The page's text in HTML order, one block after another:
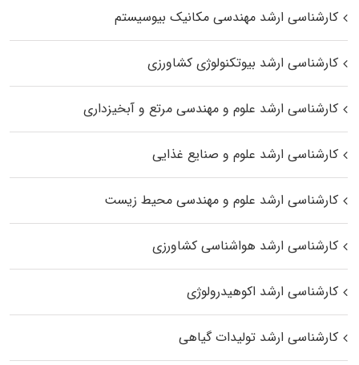
کارشناسی ارشد مهندسی مکانیک بیوسیستم
کارشناسی ارشد بیوتکنولوژی کشاورزی
کارشناسی ارشد علوم و مهندسی مرتع و آبخیزداری
کارشناسی ارشد علوم و صنایع غذایی
کارشناسی ارشد علوم و مهندسی محیط زیست
کارشناسی ارشد هواشناسی کشاورزی
کارشناسی ارشد اکوهیدرولوژی
کارشناسی ارشد تولیدات گیاهی